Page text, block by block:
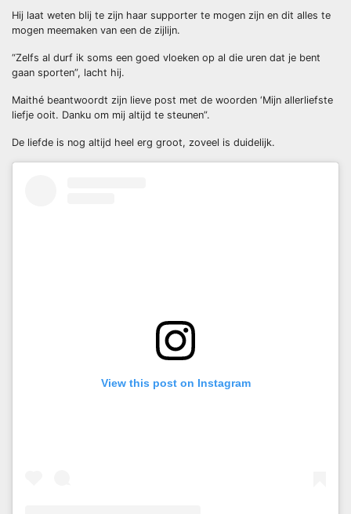
Hij laat weten blij te zijn haar supporter te mogen zijn en dit alles te
mogen meemaken van een de zijlijn.
“Zelfs al durf ik soms een goed vloeken op al die uren dat je bent
gaan sporten”, lacht hij.
Maithé beantwoordt zijn lieve post met de woorden ‘Mijn allerliefste
liefje ooit. Danku om mij altijd te steunen”.
De liefde is nog altijd heel erg groot, zoveel is duidelijk.
View this post on Instagram